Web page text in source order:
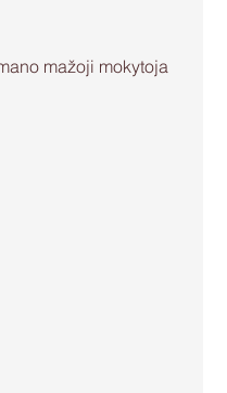
mažoji mokytoja